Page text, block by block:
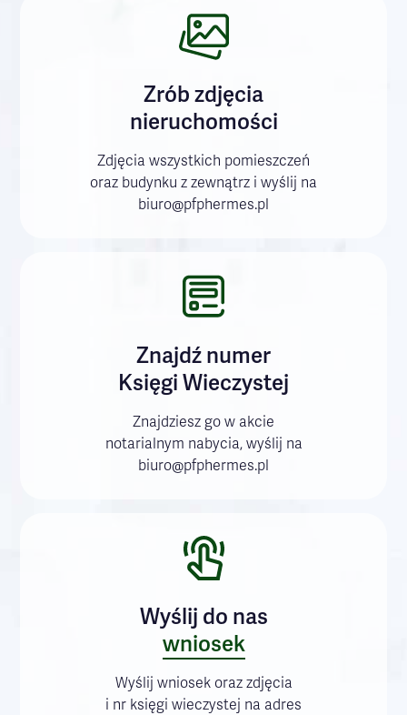
Zrób zdjęcia
nieruchomości
Zdjęcia wszystkich pomieszczeń
oraz budynku z zewnątrz i wyślij na
biuro@pfphermes.pl
Znajdź numer
Księgi Wieczystej
Znajdziesz go w akcie
notarialnym nabycia, wyślij na
biuro@pfphermes.pl
Wyślij do nas
wniosek
Wyślij wniosek oraz zdjęcia
i nr księgi wieczystej na adres